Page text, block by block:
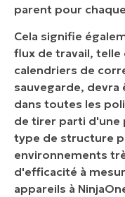
parent pour
Cela signifie
flux de travail,
calendriers de
sauvegarde,
dans toutes les
de tirer parti d'une
type de structure
environnements
d'efficacité à
appareils à